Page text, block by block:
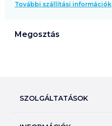
További szállítási információk
Megosztás
SZOLGÁLTATÁSOK